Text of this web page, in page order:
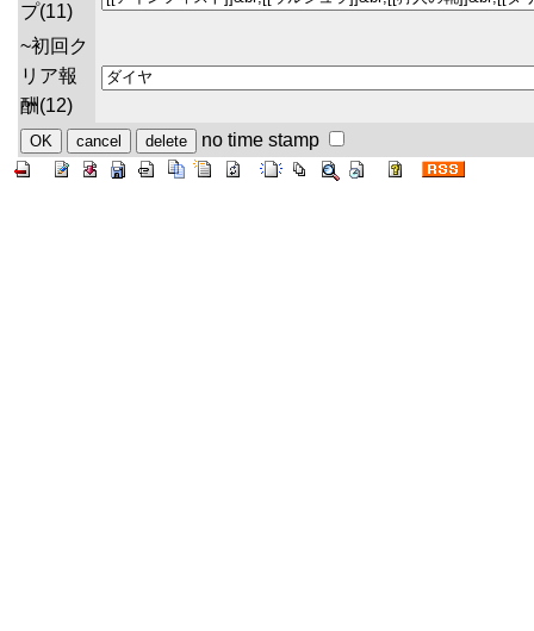
プ(11)
~初回ク
リア報
酬(12)
no time stamp